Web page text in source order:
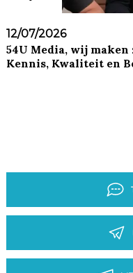
12/07/2026
54U Media, wij
Kennis, Kwaliteit en